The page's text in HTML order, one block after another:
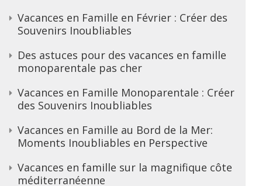
Vacances en Famille en Février : Créer des
Souvenirs Inoubliables
Des astuces pour des vacances en famille
monoparentale pas cher
Vacances en Famille Monoparentale : Créer
des Souvenirs Inoubliables
Vacances en Famille au Bord de la Mer:
Moments Inoubliables en Perspective
Vacances en famille sur la magnifique côte
méditerranéenne